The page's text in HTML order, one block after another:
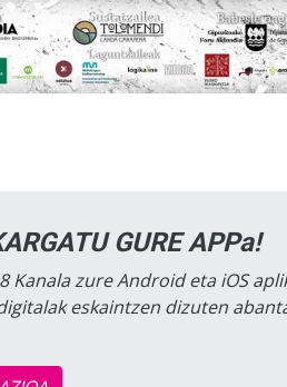
GURE APPa!
Kanala zure Android eta iOS
eskaintzen dizuten